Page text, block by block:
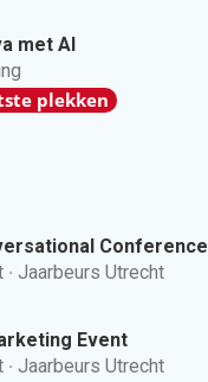
met AI
plekken
Conference
· Jaarbeurs Utrecht
Event
· Jaarbeurs Utrecht